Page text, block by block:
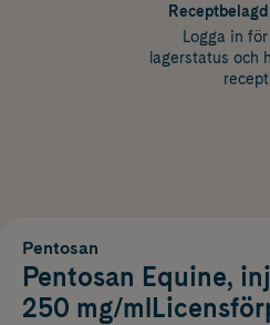
Logga in
lagerstatus och
Pentosan
Pentosan Equine,
250 mg/